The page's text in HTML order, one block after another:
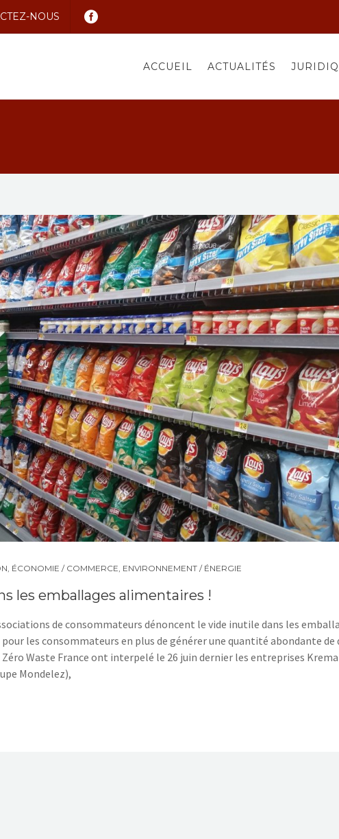
NOUS
ACCUEIL ACTUALITÉS
ÉCONOMIE / COMMERCE ENVIRONNEMENT / ÉNERGIE
les emballages alimentaires !
de consommateurs dénoncent le vide inutile dans les
les consommateurs en plus de générer une quantité abondante de
Waste France ont interpelé le 26 juin dernier les entreprises Krema
Mondelez),